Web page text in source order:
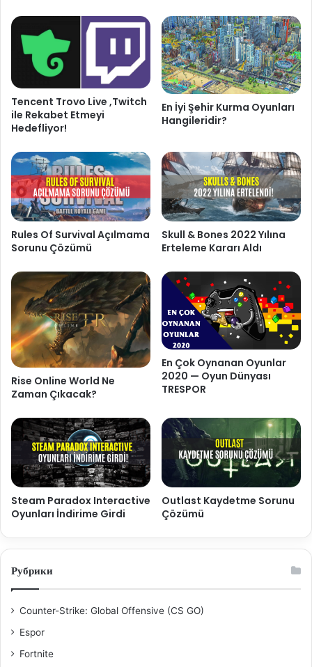
Tencent Trovo Live ,Twitch
ile Rekabet Etmeyi
Hedefliyor!
En İyi Şehir Kurma Oyunları
Hangileridir?
Rules Of Survival Açılmama
Sorunu Çözümü
Skull & Bones 2022 Yılına
Erteleme Kararı Aldı
Rise Online World Ne
Zaman Çıkacak?
En Çok Oynanan Oyunlar
2020 — Oyun Dünyası
TRESPOR
Steam Paradox Interactive
Oyunları İndirime Girdi
Outlast Kaydetme Sorunu
Çözümü
Рубрики
Counter-Strike: Global Offensive (CS GO)
Espor
Fortnite